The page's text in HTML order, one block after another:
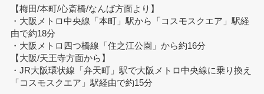
【梅田/本町/心斎橋/なんば方面より】
・大阪メトロ中央線「本町」駅から「コスモスクエア」駅経
由で約18分
・大阪メトロ四つ橋線「住之江公園」から約16分
【大阪/天王寺方面から】
・JR大阪環状線「弁天町」駅で大阪メトロ中央線に乗り換え
「コスモスクエア」駅経由で約15分